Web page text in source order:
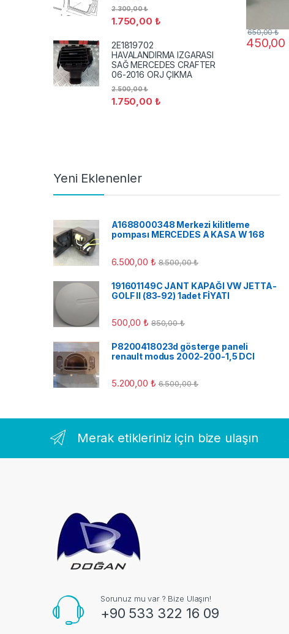
450,00
650,00₺
1.750,00 ₺
2.300,00₺
2E1819702
HAVALANDIRMA IZGARASI
SAĞ MERCEDES CRAFTER
06-2016 ORJ ÇIKMA
1.750,00 ₺
2.500,00₺
Yeni Eklenenler
A1688000348 Merkezi kilitleme
pompası MERCEDES A KASA W 168
6.500,00 ₺ 8.500,00₺
191601149C JANT KAPAĞI VW JETTA-
GOLF II (83-92) 1adet FİYATI
500,00₺ 850,00₺
P8200418023d gösterge paneli
renault modus 2002-200-1,5 DCI
5.200,00 ₺ 6.500,00₺
Merak etikleriniz için bize ulaşın
Sorunuz mu var ? Bize Ulaşın!
+90 533 322 16 09